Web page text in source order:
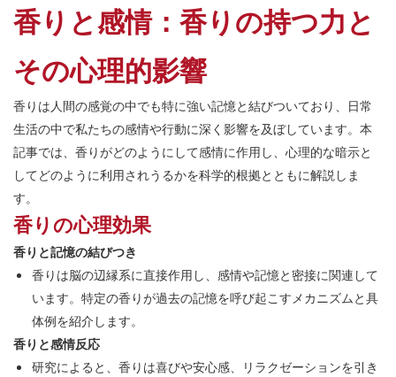
香りと感情：香りの持つ力と
その心理的影響
香りは人間の感覚の中でも特に強い記憶と結びついており、日常
生活の中で私たちの感情や行動に深く影響を及ぼしています。本
記事では、香りがどのようにして感情に作用し、心理的な暗示と
してどのように利用されうるかを科学的根拠とともに解説しま
す。
香りの心理効果
香りと記憶の結びつき
香りは脳の辺縁系に直接作用し、感情や記憶と密接に関連して
います。特定の香りが過去の記憶を呼び起こすメカニズムと具
体例を紹介します。
香りと感情反応
研究によると、香りは喜びや安心感、リラクゼーションを引き